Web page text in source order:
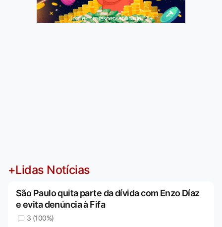
Jogue com responsabilidade. 18+
+Lidas Notícias
São Paulo quita parte da dívida com Enzo Díaz
e evita denúncia à Fifa
3 (100%)